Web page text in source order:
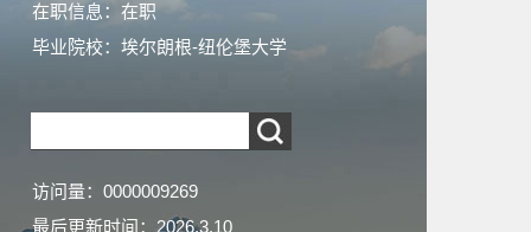
在职信息：在职
毕业院校：埃尔朗根-纽伦堡大学
访问量： 0000009269
最后更新时间： 2026.3.10